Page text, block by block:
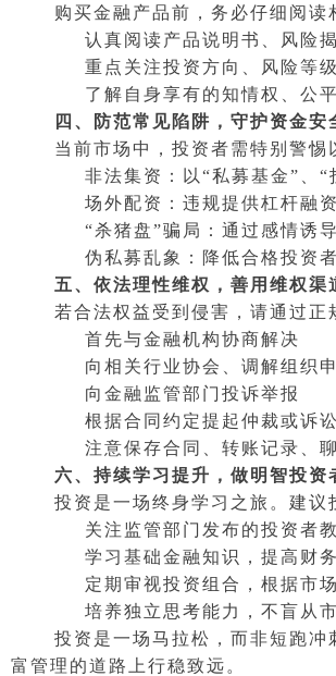
购买金融产品前，务必仔细阅读
认真阅读产品说明书、风险
重点关注投资方向、风险等
了解自身享有的知情权、公
四、防范常见陷阱，守护资金安
当前市场中，投资者需特别警惕
非法集资：以“私募基金”、
场外配资：违规提供杠杆融
“杀猪盘”骗局：通过感情诱
伪私募乱象：降低合格投资
五、依法理性维权，善用维权渠
若合法权益受到侵害，请通过正
首先与金融机构协商解决
向相关行业协会、调解组织
向金融监管部门投诉举报
根据合同约定提起仲裁或诉讼
注意保存合同、转账记录、
六、持续学习提升，做明智投资
投资是一场终身学习之旅。建议
关注监管部门发布的投资者
学习基础金融知识，提高财
定期审视投资组合，根据市
培养独立思考能力，不盲从
投资是一场马拉松，而非短跑冲
富管理的道路上行稳致远。